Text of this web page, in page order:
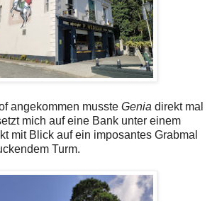
angekommen musste Genia direkt mal
mich auf eine Bank unter einem
mit Blick auf ein imposantes Grabmal
Turm.